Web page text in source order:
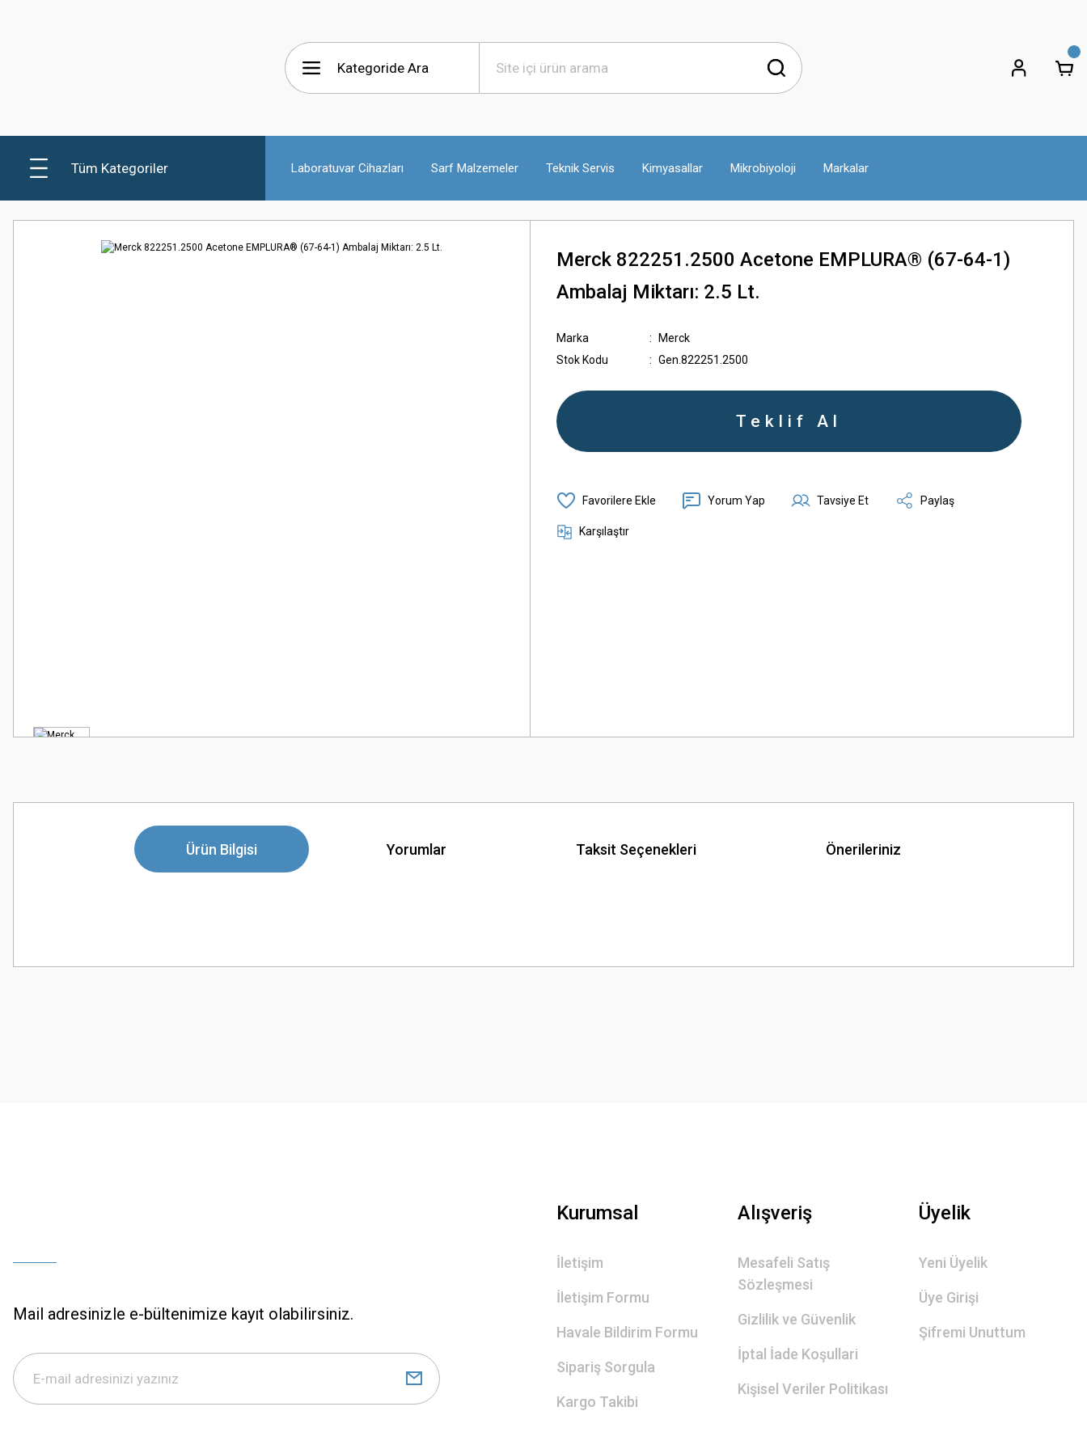
Tüm Kategoriler Laboratuvar Cihazları Sarf Malzemeler Teknik Servis Kimyasallar Mikrobiyoloji Markalar
Merck 822251.2500 Acetone EMPLURA® (67-64-1)
Ambalaj Miktarı: 2.5 Lt.
Marka
Merck
Stok Kodu
Gen.822251.2500
Teklif Al
Yorum Yap Tavsiye Et Paylaş
Karşılaştır
Ürün Bilgisi Yorumlar Taksit Seçenekleri Önerileriniz
Görüş ve önerileriniz için teşekkür ederiz.
Mail adresinizle e-bültenimize kayıt olabilirsiniz.
Kurumsal
İletişim
İletişim Formu
Havale Bildirim Formu
Sipariş Sorgula
Kargo Takibi
Alışveriş
Mesafeli Satış
Sözleşmesi
Gizlilik ve Güvenlik
İptal İade Koşullari
Kişisel Veriler Politikası
Üyelik
Yeni Üyelik
Üye Girişi
Şifremi Unuttum